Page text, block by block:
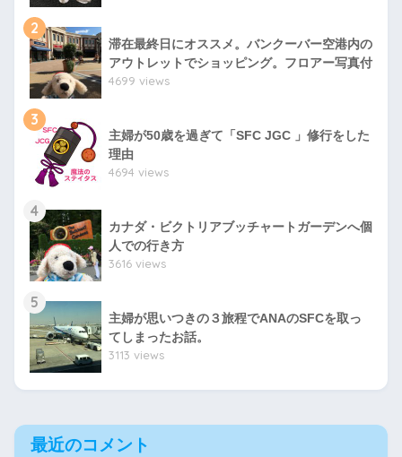
2
滞在最終日にオススメ。バンクーバー空港内の
アウトレットでショッピング。フロアー写真付
4699 views
3
主婦が50歳を過ぎて「SFC JGC 」修行をした
理由
4694 views
4
カナダ・ビクトリアブッチャートガーデンへ個
人での行き方
3616 views
5
主婦が思いつきの３旅程でANAのSFCを取っ
てしまったお話。
3113 views
最近のコメント